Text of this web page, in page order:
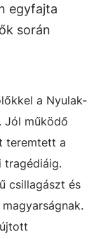
egyfajta
során
a Nyulak-
Jól működő
teremtett a
tragédiáig.
csillagászt és